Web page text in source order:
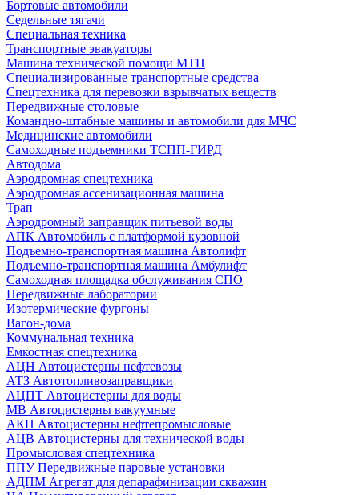
Бортовые автомобили
Седельные тягачи
Специальная техника
Транспортные эвакуаторы
Машина технической помощи МТП
Специализированные транспортные средства
Спецтехника для перевозки взрывчатых веществ
Передвижные столовые
Командно-штабные машины и автомобили для МЧС
Медицинские автомобили
Самоходные подъемники ТСПП-ГИРД
Автодома
Аэродромная спецтехника
Аэродромная ассенизационная машина
Трап
Аэродромный заправщик питьевой воды
АПК Автомобиль с платформой кузовной
Подъемно-транспортная машина Автолифт
Подъемно-транспортная машина Амбулифт
Самоходная площадка обслуживания СПО
Передвижные лаборатории
Изотермические фургоны
Вагон-дома
Коммунальная техника
Емкостная спецтехника
АЦН Автоцистерны нефтевозы
АТЗ Автотопливозаправщики
АЦПТ Автоцистерны для воды
МВ Автоцистерны вакуумные
АКН Автоцистерны нефтепромысловые
АЦВ Автоцистерны для технической воды
Промысловая спецтехника
ППУ Передвижные паровые установки
АДПМ Агрегат для депарафинизации скважин